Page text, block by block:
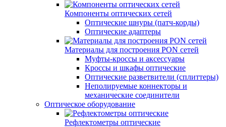
Компоненты оптических сетей
Оптические шнуры (патч-корды)
Оптические адаптеры
Материалы для построения PON сетей
Муфты-кроссы и аксессуары
Кроссы и шкафы оптические
Оптические разветвители (сплиттеры)
Неполируемые коннекторы и
механические соединители
Оптическое оборудование
Рефлектометры оптические